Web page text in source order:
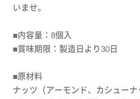
いませ。
■内容量：8個入
■賞味期限：製造日より30日
■原材料
ナッツ（アーモンド、カシューナ